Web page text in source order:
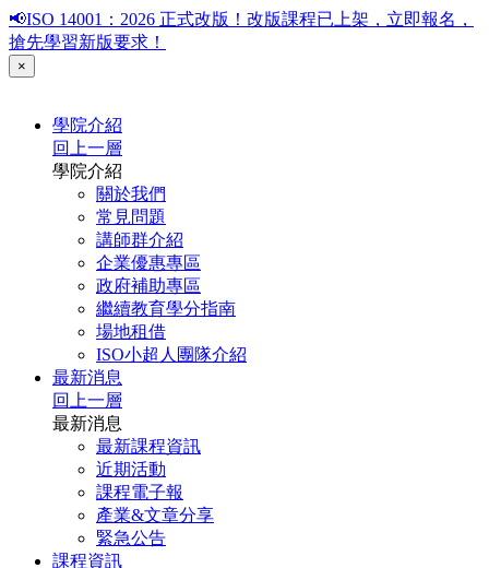
📢ISO 14001：2026 正式改版！改版課程已上架，立即報名，
搶先學習新版要求！
×
學院介紹
回上一層
學院介紹
關於我們
常見問題
講師群介紹
企業優惠專區
政府補助專區
繼續教育學分指南
場地租借
ISO小超人團隊介紹
最新消息
回上一層
最新消息
最新課程資訊
近期活動
課程電子報
產業&文章分享
緊急公告
課程資訊